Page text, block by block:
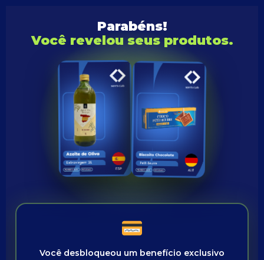
Parabéns!
Você revelou seus produtos.
Você desbloqueou um benefício exclusivo